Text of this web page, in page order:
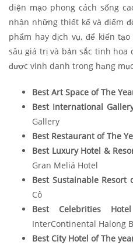
diện mạo phong cách sống
nhận những thiết kế và điểm
phẩm hay dịch vụ, để kiến
sâu giá trị và bản sắc tinh hoa
được vinh danh trong hạng
Best Art Space of The
Best International
Gallery
Best Restaurant of The
Best Luxury Hotel &
Gran Meliá Hotel
Best Sustainable Resort
Cô
Best Celebrities
InterContinental Halong
Best City Hotel of The